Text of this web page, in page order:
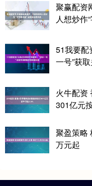
聚赢配资
人想炒作
51我要配
一号”获
火牛配资
301亿元
聚盈策略
万元起